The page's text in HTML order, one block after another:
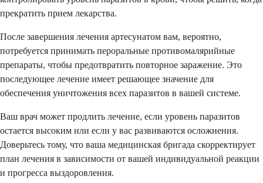
прекратить прием лекарства.
После завершения лечения артесунатом вам, вероятно,
потребуется принимать пероральные противомалярийные
препараты, чтобы предотвратить повторное заражение. Это
последующее лечение имеет решающее значение для
обеспечения уничтожения всех паразитов в вашей системе.
Ваш врач может продлить лечение, если уровень паразитов
остается высоким или если у вас развиваются осложнения.
Доверьтесь тому, что ваша медицинская бригада скорректирует
план лечения в зависимости от вашей индивидуальной реакции
и прогресса выздоровления.